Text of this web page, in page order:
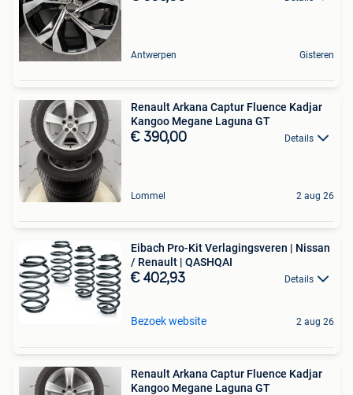
Antwerpen Gisteren
Renault Arkana Captur Fluence Kadjar
Kangoo Megane Laguna GT
€ 390,00 Details
Lommel 2 aug 26
Eibach Pro-Kit Verlagingsveren | Nissan
/ Renault | QASHQAI
€ 402,93 Details
Bezoek website 2 aug 26
Renault Arkana Captur Fluence Kadjar
Kangoo Megane Laguna GT